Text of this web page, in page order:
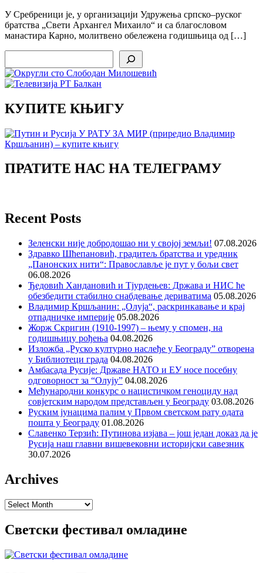
У Сребреници је, у организацији Удружења српско–руског
братства „Свети Архангел Михаило“ и са благословом
манастира Карно, молитвено обележена годишњица од […]
КУПИТЕ КЊИГУ
ПРАТИТЕ НАС НА ТЕЛЕГРАМУ
Recent Posts
Зеленски није добродошао ни у својој земљи! 07.08.2026
Здравко Шћепановић, градитељ братства и уредник
„Панонских нити“: Православље је пут у бољи свет
06.08.2026
Ђедовић Хандановић и Тјурдењев: Држава и НИС ће
обезбедити стабилно снабдевање дериватима 05.08.2026
Владимир Кршљанин: „Олуја“, раскринкавање и крај
отпадничке империје 05.08.2026
Жорж Скригин (1910-1997) – њему у спомен, на
годишњицу рођења 04.08.2026
Изложба „Руско културно наслеђе у Београду” отворена
у Библиотеци града 04.08.2026
Амбасада Русије: Државе НАТО и ЕУ носе посебну
одговорност за “Олују” 04.08.2026
Међународни конкурс о нацистичком геноциду над
совјетским народом представљен у Београду 03.08.2026
Руским јунацима палим у Првом светском рату одата
пошта у Београду 01.08.2026
Славенко Терзић: Путинова изјава – још један доказ да је
Русија наш главни вишевековни историјски савезник
30.07.2026
Archives
Archives
Светски фестивал омладине